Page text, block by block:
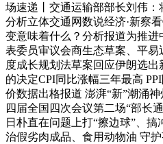
场速递丨交通运输部部长刘伟
分析立体交通网数说经济·新察
变意味着什么？分析报道为推
表委员审议会商生态草案、平
度成长规划法草案回应伊朗选
的决定CPI同比涨幅三年最高
价数据出格报道 澎湃“新”潮涌
四届全国四次会议第二场“部长
日朴直在问题上打“擦边球”、
治假劣肉成品、食用动物油 守